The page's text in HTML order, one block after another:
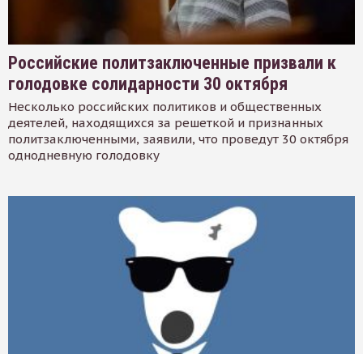
Российские политзаключенные призвали к
голодовке солидарности 30 октября
Несколько российских политиков и общественных
деятелей, находящихся за решеткой и признанных
политзаключенными, заявили, что проведут 30 октября
однодневную голодовку